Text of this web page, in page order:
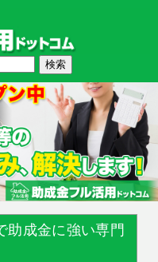
助成金に強い専門